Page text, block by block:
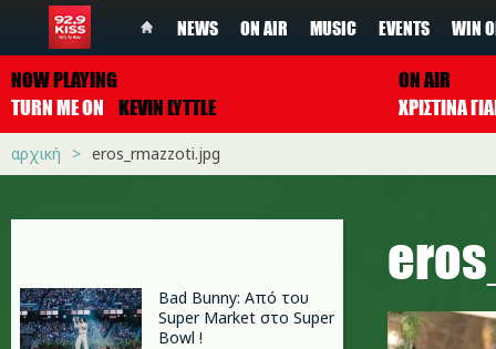
NEWS ON AIR MUSIC EVENTS WIN
NOW PLAYING
TURN ME ON
KEVIN LYTTLE
ON AIR
ΧΡΙΣΤΙΝΑ
αρχική eros_rmazzoti.jpg
Bad Bunny: Από του
Super Market στο Super
Bowl !